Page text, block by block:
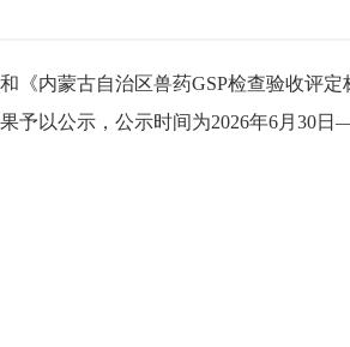
内蒙古自治区兽药GSP检查验收评
予以公示，公示时间为2026年6月30